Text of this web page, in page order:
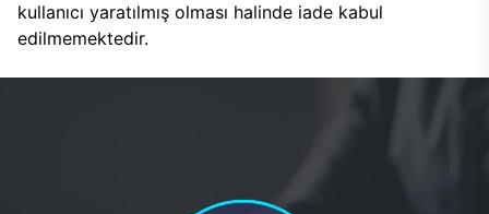
kullanıcı yaratılmış olması halinde iade kabul
edilmemektedir.